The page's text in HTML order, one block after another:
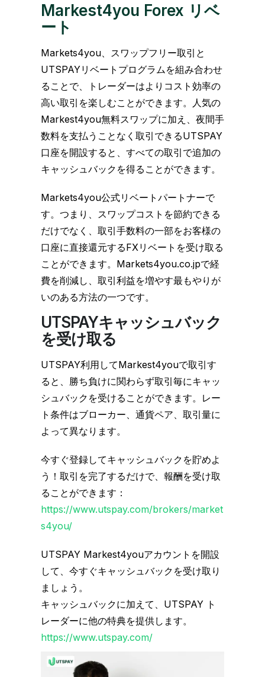
Markest4you Forex リベ
ート
Markets4you、スワップフリー取引と
UTSPAYリベートプログラムを組み合わせ
ることで、トレーダーはよりコスト効率の
高い取引を楽しむことができます。人気の
Markest4you無料スワップに加え、夜間手
数料を支払うことなく取引できるUTSPAY
口座を開設すると、すべての取引で追加の
キャッシュバックを得ることができます。
Markets4you公式リベートパートナーで
す。つまり、スワップコストを節約できる
だけでなく、取引手数料の一部をお客様の
口座に直接還元するFXリベートを受け取る
ことができます。Markets4you.co.jpで経
費を削減し、取引利益を増やす最もやりが
いのある方法の一つです。
UTSPAYキャッシュバック
を受け取る
UTSPAY利用してMarkest4youで取引す
ると、勝ち負けに関わらず取引毎にキャッ
シュバックを受けることができます。レー
ト条件はブローカー、通貨ペア、取引量に
よって異なります。
今すぐ登録してキャッシュバックを貯めよ
う！取引を完了するだけで、報酬を受け取
ることができます：
https://www.utspay.com/brokers/market
s4you/
UTSPAY Markest4youアカウントを開設
して、今すぐキャッシュバックを受け取り
ましょう。
キャッシュバックに加えて、UTSPAY ト
レーダーに他の特典を提供します。
https://www.utspay.com/